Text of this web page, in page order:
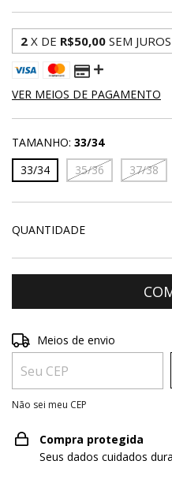
2 X DE R$50,00 SEM JUROS
VER MEIOS DE PAGAMENTO
TAMANHO: 33/34
33/34
35/36 37/38
QUANTIDADE
Entregas para o CEP:
Meios de envio
Não sei meu CEP
Compra protegida
Seus dados cuidados